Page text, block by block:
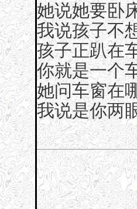
她说她要卧
我说孩子不
孩子正趴在
你就是一个
她问车窗在
我说是你两